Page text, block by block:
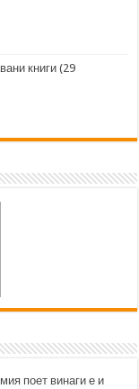
книги (29
поет винаги е и